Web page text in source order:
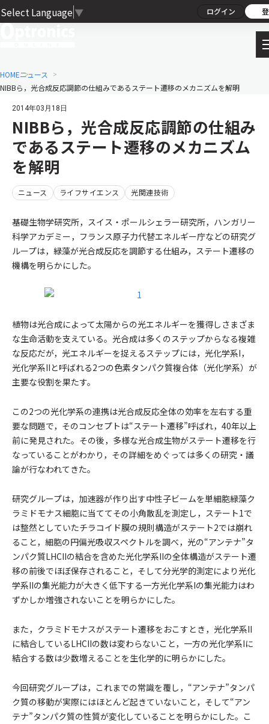
Select Language ▼ ログイン
HOMEニュース
NIBBら，光合成反応調節の仕組みであるステート遷移のメカニズムを解明
2014年03月18日
NIBBら，光合成反応調節の仕組み
であるステート遷移のメカニズム
を解明
ニュース ライフサイエンス 光関連技術
基礎生物学研究所，スイス・ポールシェラー研究所，ハンガリー
科学アカデミー，フランス原子力代替エネルギー庁などの研究グ
ループは，緑藻が光合成反応を調節する仕組み，ステート遷移の
機構を明らかにした。
植物は光合成によって太陽からの光エネルギーを獲得しさまざま
な生命活動を支えている。光合成は多くのステップからなる複雑
な反応だが，光エネルギーを捉えるステップには，光化学系I，
光化学系IIと呼ばれる2つの色素タンパク質複合体（光化学系）が
主要な役割を果たす。
この2つの光化学系の連携は光合成反応全体の効率を左右する重
要な問題で，そのコンセプトは“ステート遷移”呼ばれ，40年以上
前に発見された。その後，多様な光合成生物がステート遷移を行
なっていることがわかり，その詳細をめぐっては多くの研究・議
論が行なわれてきた。
研究グループは，加速器が作り出す中性子ビームを単細胞緑藻ク
ラミドモナス細胞に当ててその小角散乱を測定し，ステート1で
は整然としていたチラコイド膜の規則構造がステート2では崩れ
ること，細胞の円偏光吸収スペクトルを調べ，光の“アンテナ”タ
ンパク質LHCIIの結合を含めた光化学系IIの全体構造がステート遷
移の前後でほぼ保存されること，そして分光学的測定により光化
学系IIの集光能力が大きく低下する一方光化学系Iの集光能力はわ
ずかしか増強されないことを明らかにした。
また，クラミドモナスがステート遷移をおこすとき，光化学系II
に結合しているLHCIIの数は変わらないこと，一方の光化学系Iに
結合する数は少数増えることを生化学的に明らかにした。
今回研究グループは，これまでの常識を覆し，“アンテナ”タンパ
ク質の移動が実際にはほとんど起きていないこと，そして“アン
テナ”タンパク質の性質が変化していることを明らかにした。こ